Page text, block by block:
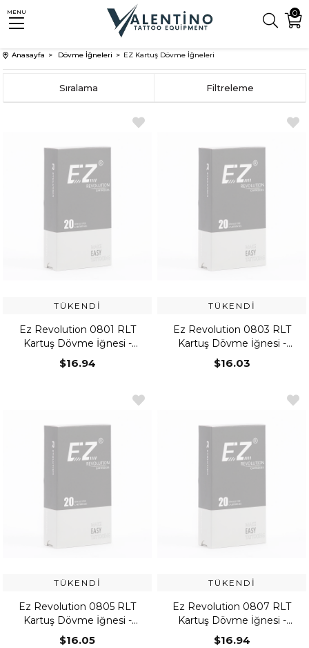
0
MENU
Anasayfa Dövme İğneleri EZ Kartuş Dövme İğneleri
Filtreleme
Sıralama
TÜKENDI
Ez Revolution 0801 RLT
Kartuş Dövme İğnesi -
Round Liner
$16.94
TÜKENDI
Ez Revolution 0803 RLT
Kartuş Dövme İğnesi -
Round Liner
$16.03
TÜKENDI
Ez Revolution 0805 RLT
Kartuş Dövme İğnesi -
Round Liner
$16.05
TÜKENDI
Ez Revolution 0807 RLT
Kartuş Dövme İğnesi -
Round Liner
$16.94